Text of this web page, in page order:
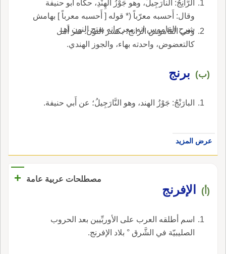
الرَّانِجُ: النارَجِيلُ، وهو جَوْزُ الهِنْدِ، حكاه أَبو حنيفة
وقال: أَحسبه معرّباً (* قوله [ أَحسبه معرباً ] بهامش
شرح القاموس انه معر وانه بفتح النون اهـ.
وفي القاموس الرانج، بكسر النون: تمر أَمل
كالتعضوض، واحدته بهاء، والجوز الهندي.
(ب) برنج
البارَنْجُ: جَوْزُ الهند، وهو النَّارَجِيلُ؛ عن أَبي حنيفة.
عرض المزيد
مصطلحات عربية عامة +
(أ) الإفرنج
اسم أطلقه العرب على الأوربِّيين بعد الحروب
الصليبيّة في الشَّرق ° بلاد الإفرنج.